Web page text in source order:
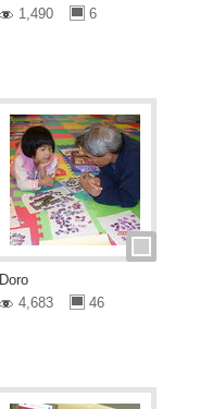
1,490
6
Doro
4,683
46